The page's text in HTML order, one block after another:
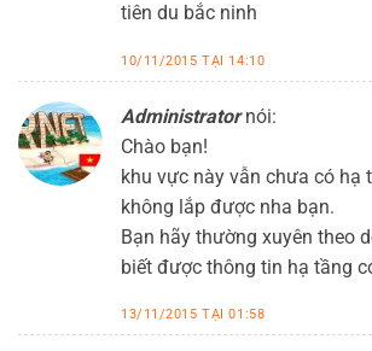
tiên du bắc ninh
10/11/2015 TẠI 14:10
Administrator nói:
Chào bạn!
khu vực này vẫn chưa có hạ
không lắp được nha bạn.
Bạn hãy thường xuyên theo
biết được thông tin hạ tầng
13/11/2015 TẠI 01:58